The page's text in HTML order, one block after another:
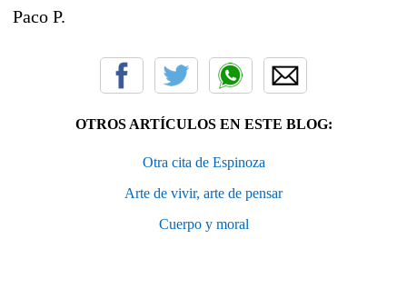
Paco P.
OTROS ARTÍCULOS EN ESTE BLOG:
Otra cita de Espinoza
Arte de vivir, arte de pensar
Cuerpo y moral